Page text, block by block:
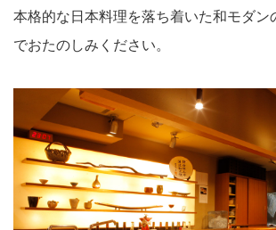
本格的な日本料理を落ち着いた和モダン
でおたのしみください。